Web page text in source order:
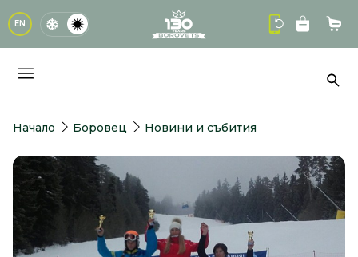
EN logo
Начало Боровец Новини и събития